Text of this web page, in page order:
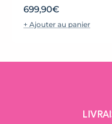
Prix
699,90€
+ Ajouter au panier